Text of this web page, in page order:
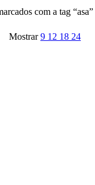
com a tag “asa”
Mostrar9 12 18 24